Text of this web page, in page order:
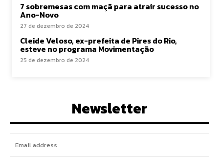
7 sobremesas com maçã para atrair sucesso no
Ano-Novo
27 de dezembro de 2024
Cleide Veloso, ex-prefeita de Pires do Rio,
esteve no programa Movimentação
25 de dezembro de 2024
Newsletter